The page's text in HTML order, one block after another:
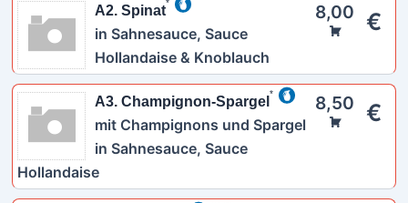
A2. Spinat 8,00 €
in Sahnesauce, Sauce
Hollandaise & Knoblauch
A3. Champignon-Spargel 8,50 €
mit Champignons und Spargel
in Sahnesauce, Sauce
Hollandaise